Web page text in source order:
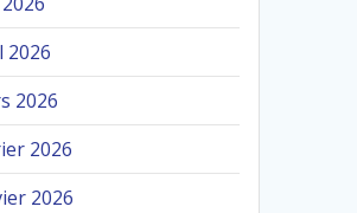
2026
2026
2026
2026